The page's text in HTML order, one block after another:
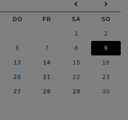
DO FR SA SO
1 2
6 7 8 9
13 14 15 16
20 21 22 23
27 28 29 30